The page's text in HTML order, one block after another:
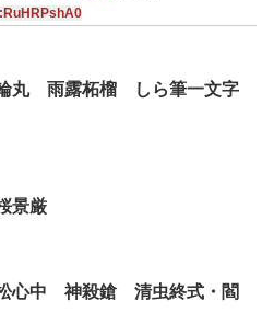
丸 雨露柘榴 しら筆一文字
景厳
心中 神殺鎗 清虫終式・閻